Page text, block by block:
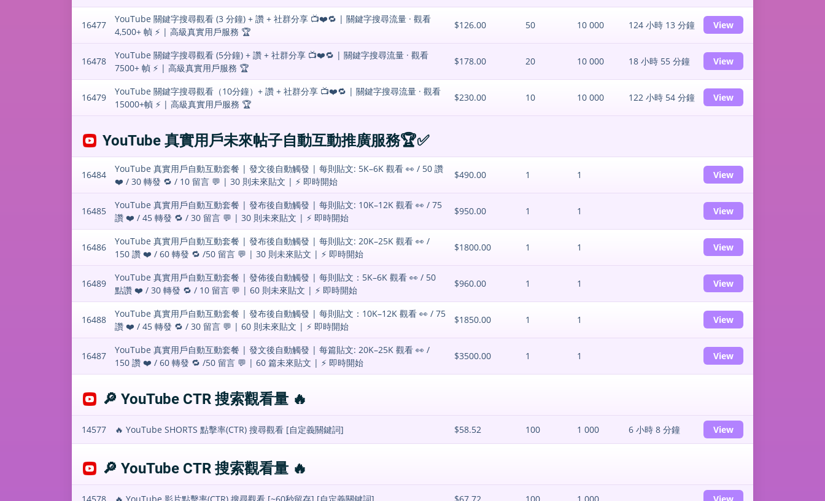
16477
YouTube 關鍵字搜尋觀看 (3 分鐘) + 讚 + 社群分享 📺❤️🔁 | 關鍵字搜尋流量 · 觀看
4,500+ 幀 ⚡️ | 高級真實用戶服務 🏆
$126.00 50 10 000 124 小時 13 分鐘 View
16478
YouTube 關鍵字搜尋觀看 (5分鐘) + 讚 + 社群分享 📺❤️🔁 | 關鍵字搜尋流量 · 觀看
7500+ 幀 ⚡️ | 高級真實用戶服務 🏆
$178.00 20 10 000 18 小時 55 分鐘 View
16479
YouTube 關鍵字搜尋觀看（10分鐘）+ 讚 + 社群分享 📺❤️🔁 | 關鍵字搜尋流量 · 觀看
15000+幀 ⚡️ | 高級真實用戶服務 🏆
$230.00 10 10 000 122 小時 54 分鐘 View
YouTube 真實用戶未來帖子自動互動推廣服務🏆✅
16484
YouTube 真實用戶自動互動套餐 | 發文後自動觸發 | 每則貼文: 5K–6K 觀看 👀 / 50 讚
❤️ / 30 轉發 🔁 / 10 留言 💬 | 30 則未來貼文 | ⚡️ 即時開始
$490.00 1 1 View
16485
YouTube 真實用戶自動互動套餐 | 發布後自動觸發 | 每則貼文: 10K–12K 觀看 👀 / 75
讚 ❤️ / 45 轉發 🔁 / 30 留言 💬 | 30 則未來貼文 | ⚡️ 即時開始
$950.00 1 1 View
16486
YouTube 真實用戶自動互動套餐 | 發布後自動觸發 | 每則貼文: 20K–25K 觀看 👀 /
150 讚 ❤️ / 60 轉發 🔁 /50 留言 💬 | 30 則未來貼文 | ⚡️ 即時開始
$1800.00 1 1 View
16489
YouTube 真實用戶自動互動套餐 | 發佈後自動觸發 | 每則貼文：5K–6K 觀看 👀 / 50
點讚 ❤️ / 30 轉發 🔁 / 10 留言 💬 | 60 則未來貼文 | ⚡️ 即時開始
$960.00 1 1 View
16488
YouTube 真實用戶自動互動套餐 | 發布後自動觸發 | 每則貼文：10K–12K 觀看 👀 / 75
讚 ❤️ / 45 轉發 🔁 / 30 留言 💬 | 60 則未來貼文 | ⚡️ 即時開始
$1850.00 1 1 View
16487
YouTube 真實用戶自動互動套餐 | 發文後自動觸發 | 每篇貼文: 20K–25K 觀看 👀 /
150 讚 ❤️ / 60 轉發 🔁 /50 留言 💬 | 60 篇未來貼文 | ⚡️ 即時開始
$3500.00 1 1 View
🔎 YouTube CTR 搜索觀看量 🔥
14577 🔥 YouTube SHORTS 點擊率(CTR) 搜尋觀看 [自定義關鍵詞] $58.52 100 1 000 6 小時 8 分鐘 View
🔎 YouTube CTR 搜索觀看量 🔥